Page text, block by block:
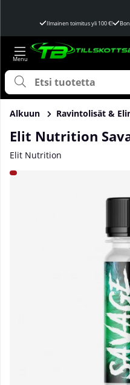
Ilmainen toimitus yli 100 €!
Alkuun Ravintolisät &
Elit Nutrition
Elit Nutrition
Tuotekuvat Elit Nutrition